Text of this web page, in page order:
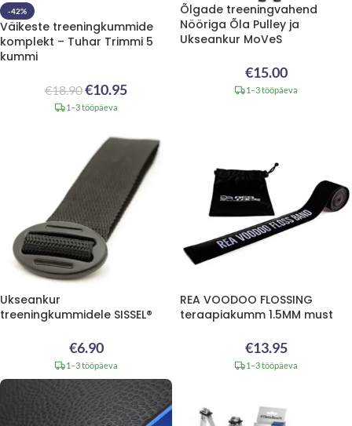
-42%
Väikeste treeningkummide
komplekt – Tuhar Trimmi 5
kummi
€18.90€10.95
1–3 tööpäeva
Õlgade treeningvahend
Nööriga Õla Pulley ja
Ukseankur MoVeS
€15.00
1–3 tööpäeva
Ukseankur
treeningkummidele SISSEL®
€6.90
1–3 tööpäeva
REA VOODOO FLOSSING
teraapiakumm 1.5MM must
€13.95
1–3 tööpäeva